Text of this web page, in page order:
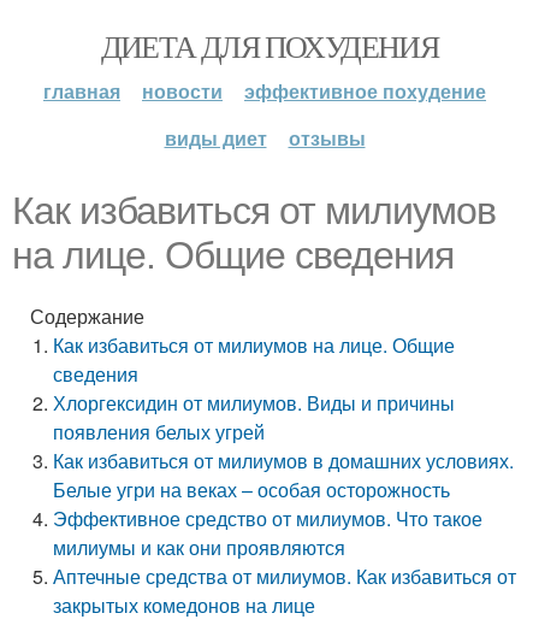
ДИЕТА ДЛЯ ПОХУДЕНИЯ
главная новости
эффективное похудение
виды диет
отзывы
Как избавиться от милиумов
на лице. Общие сведения
Содержание
Как избавиться от милиумов на лице. Общие
сведения
Хлоргексидин от милиумов. Виды и причины
появления белых угрей
Как избавиться от милиумов в домашних условиях.
Белые угри на веках – особая осторожность
Эффективное средство от милиумов. Что такое
милиумы и как они проявляются
Аптечные средства от милиумов. Как избавиться от
закрытых комедонов на лице